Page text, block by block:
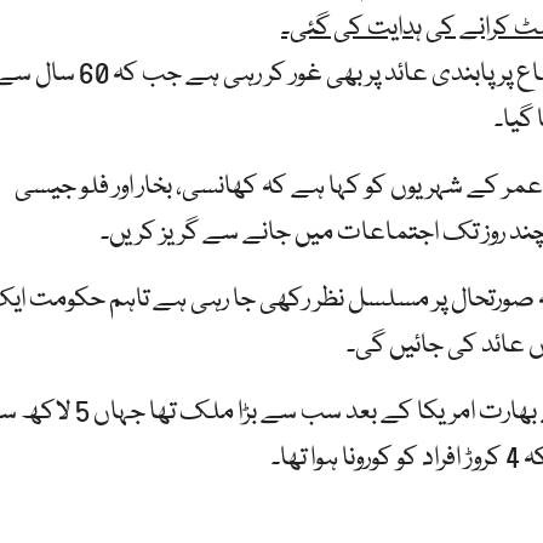
کرانے کی ہدایت کی گئی۔
ریاستی حکومت لوگوں کی نقل و حرکت اور اجتماع پر پابندی عائد پر بھی غور کر رہی ہے
گیا۔
نے 60 سال سے زائد عمر کے شہریوں کو کہا ہے کہ کھانسی، بخار اور فلو جیسی
روز تک اجتماعات میں جانے سے گریز کریں۔
صورتحال پر مسلسل نظر رکھی جا رہی ہے تاہم حکومت
عائد کی جائیں گی۔
یاد رہے کہ کورونا کیسز کی تعداد کے حوالے سے بھارت امریکا کے بعد سب